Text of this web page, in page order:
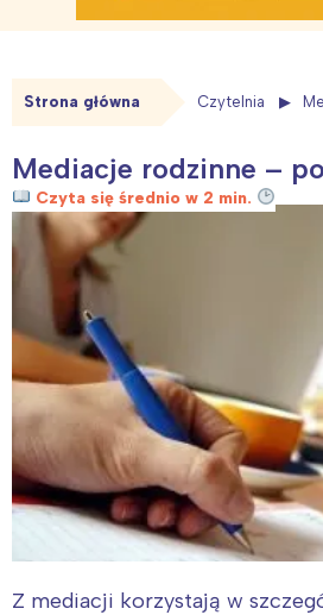
Strona główna Czytelnia
Mediacje rodzinne –
Czyta się średnio w 2 min.
Z mediacji korzystają w